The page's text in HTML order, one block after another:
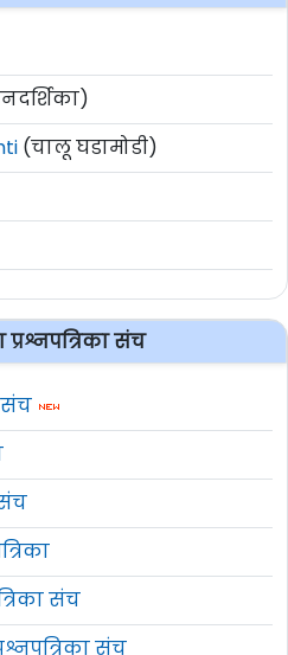
(चालू घडामोडी)
प्रश्नपत्रिका संच
संच
संच
संच
संच